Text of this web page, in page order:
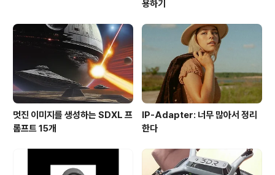
용하기
멋진 이미지를 생성하는 SDXL 프
롬프트 15개
IP-Adapter: 너무 많아서 정리
한다